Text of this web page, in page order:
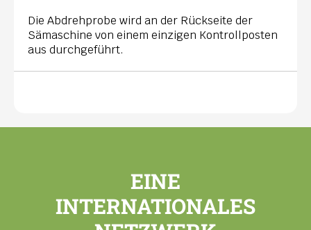
Die Abdrehprobe wird an der Rückseite der
Sämaschine von einem einzigen Kontrollposten
aus durchgeführt.
EINE
INTERNATIONALES